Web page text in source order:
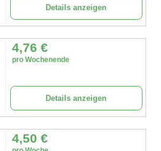
Details anzeigen
4,76 €
pro Wochenende
Details anzeigen
4,50 €